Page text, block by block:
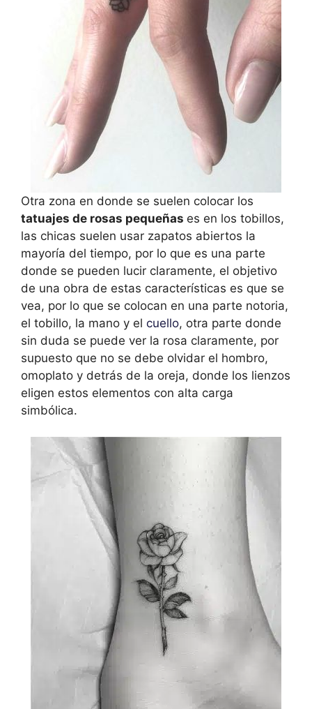
Otra zona en donde se suelen colocar los
tatuajes de rosas pequeñas es en los tobillos,
las chicas suelen usar zapatos abiertos la
mayoría del tiempo, por lo que es una parte
donde se pueden lucir claramente, el objetivo
de una obra de estas características es que se
vea, por lo que se colocan en una parte notoria,
el tobillo, la mano y el cuello, otra parte donde
sin duda se puede ver la rosa claramente, por
supuesto que no se debe olvidar el hombro,
omoplato y detrás de la oreja, donde los lienzos
eligen estos elementos con alta carga
simbólica.